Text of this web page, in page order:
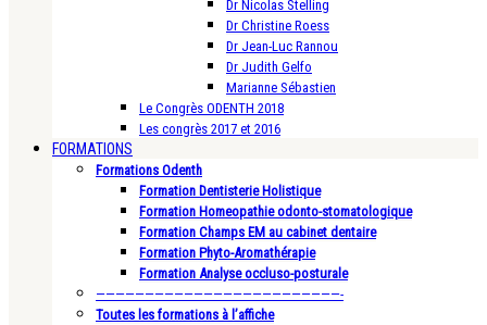
Dr Nicolas Stelling
Dr Christine Roess
Dr Jean-Luc Rannou
Dr Judith Gelfo
Marianne Sébastien
Le Congrès ODENTH 2018
Les congrès 2017 et 2016
FORMATIONS
Formations Odenth
Formation Dentisterie Holistique
Formation Homeopathie odonto-stomatologique
Formation Champs EM au cabinet dentaire
Formation Phyto-Aromathérapie
Formation Analyse occluso-posturale
—————————————————————————-
Toutes les formations à l’affiche